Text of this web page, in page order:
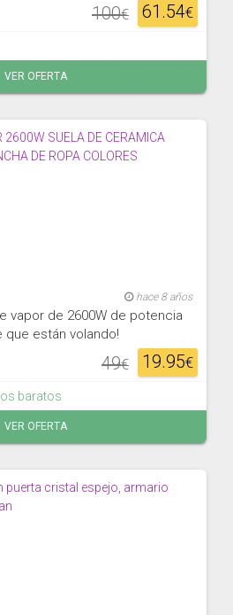
61.54€
100€
VER OFERTA
hace 8 años
vapor de 2600W de potencia
que están volando!
19.95€
49€
baratos
VER OFERTA